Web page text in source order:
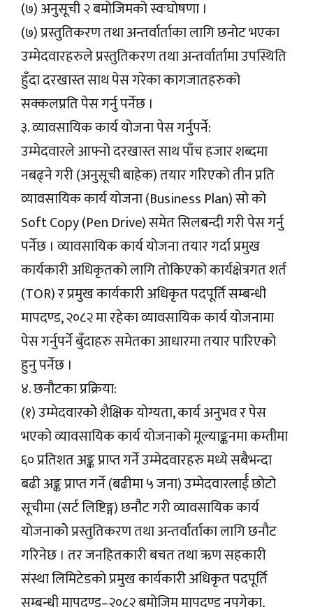
(७) अनुसूची २ बमोजिमको स्वःघोषणा ।
(७) प्रस्तुतिकरण तथा अन्तर्वार्ताका लागि छनोट भएका
उम्मेदवारहरुले प्रस्तुतिकरण तथा अन्तर्वार्तामा उपस्थिति
हुँदा दरखास्त साथ पेस गरेका कागजातहरुको
सक्कलप्रति पेस गर्नु पर्नेछ ।
३. व्यावसायिक कार्य योजना पेस गर्नुपर्ने:
उम्मेदवारले आफ्नो दरखास्त साथ पाँच हजार शब्दमा
नबढ्ने गरी (अनुसूची बाहेक) तयार गरिएको तीन प्रति
व्यावसायिक कार्य योजना (Business Plan) सो को
Soft Copy (Pen Drive) समेत सिलबन्दी गरी पेस गर्नु
पर्नेछ । व्यावसायिक कार्य योजना तयार गर्दा प्रमुख
कार्यकारी अधिकृतको लागि तोकिएको कार्यक्षेत्रगत शर्त
(TOR) र प्रमुख कार्यकारी अधिकृत पदपूर्ति सम्बन्धी
मापदण्ड, २०८२ मा रहेका व्यावसायिक कार्य योजनामा
पेस गर्नुपर्ने बुँदाहरु समेतका आधारमा तयार पारिएको
हुनु पर्नेछ ।
४. छनौटका प्रक्रिया:
(१) उम्मेदवारकोे शैक्षिक योग्यता, कार्य अनुभव र पेस
भएको व्यावसायिक कार्य योजनाको मूल्याङ्कनमा कम्तीमा
६० प्रतिशत अङ्क प्राप्त गर्ने उम्मेदवारहरु मध्ये सबैभन्दा
बढी अङ्क प्राप्त गर्ने (बढीमा ५ जना) उम्मेदवारलार्ई छोटो
सूचीमा (सर्ट लिष्टिङ्ग) छनौैट गरी व्यावसायिक कार्य
योजनाकोे प्रस्तुतिकरण तथा अन्तर्वार्ताका लागि छनौट
गरिनेछ । तर जनहितकारी बचत तथा ऋण सहकारी
संस्था लिमिटेडको प्रमुख कार्यकारी अधिकृत पदपूर्ति